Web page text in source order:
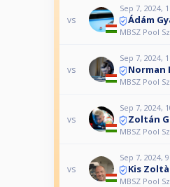
vs
Sep 7, 2024,
Ádám
MBSZ Pool
vs
Sep 7, 2024,
Norman
MBSZ Pool
vs
Sep 7, 2024,
Zoltán
MBSZ Pool
vs
Sep 7, 2024,
Kis
MBSZ Pool